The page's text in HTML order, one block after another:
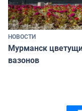
НОВОСТИ
Мурманск
вазонов